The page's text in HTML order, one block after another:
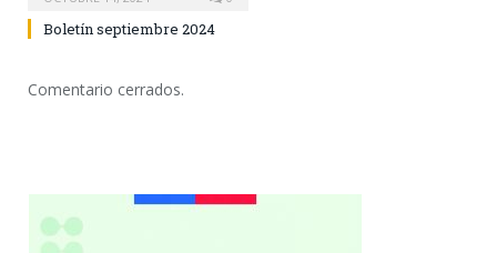
Boletín septiembre 2024
Comentario cerrados.